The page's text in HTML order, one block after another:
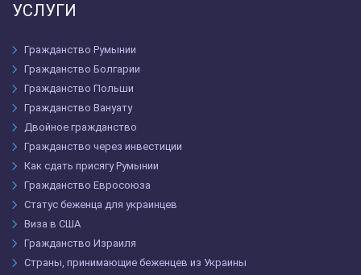
УСЛУГИ
Гражданство Румынии
Гражданство Болгарии
Гражданство Польши
Гражданство Вануату
Двойное гражданство
Гражданство через инвестиции
Как сдать присягу Румынии
Гражданство Евросоюза
Статус беженца для украинцев
Виза в США
Гражданство Израиля
Страны, принимающие беженцев из Украины